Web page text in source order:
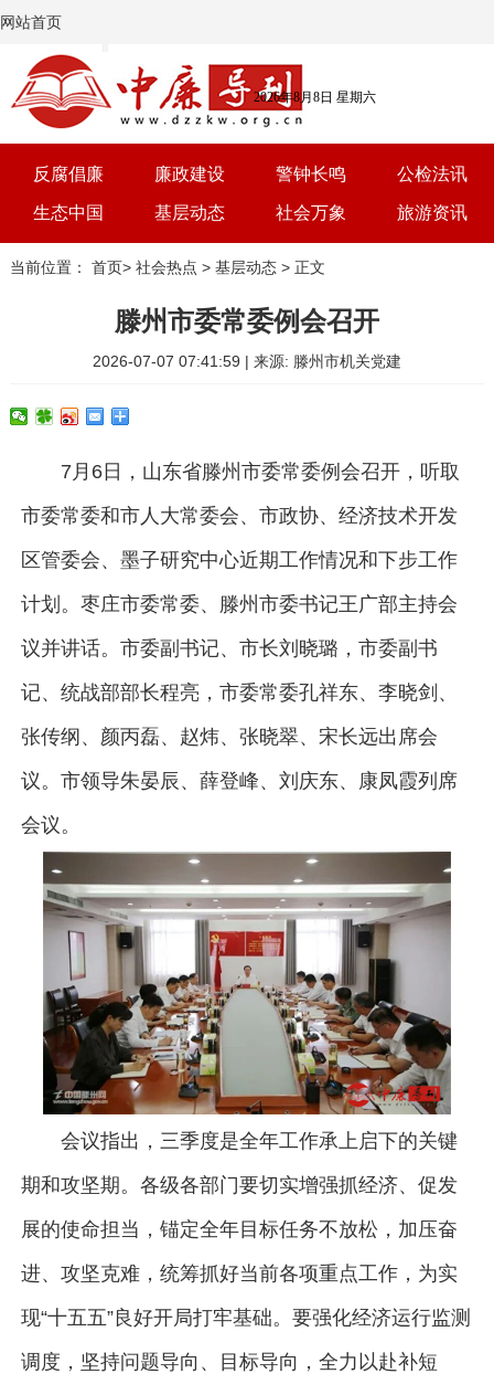
网站首页
2026年8月8日 星期六
反腐倡廉 廉政建设 警钟长鸣 公检法讯
生态中国 基层动态 社会万象 旅游资讯
党建 文选 三农 艺术
当前位置： 首页> 社会热点 > 基层动态> 正文
滕州市委常委例会召开
2026-07-07 07:41:59 | 来源: 滕州市机关党建
7月6日，山东省滕州市委常委例会召开，听取
市委常委和市人大常委会、市政协、经济技术开发
区管委会、墨子研究中心近期工作情况和下步工作
计划。枣庄市委常委、滕州市委书记王广部主持会
议并讲话。市委副书记、市长刘晓璐，市委副书
记、统战部部长程亮，市委常委孔祥东、李晓剑、
张传纲、颜丙磊、赵炜、张晓翠、宋长远出席会
议。市领导朱晏辰、薛登峰、刘庆东、康凤霞列席
会议。
会议指出，三季度是全年工作承上启下的关键
期和攻坚期。各级各部门要切实增强抓经济、促发
展的使命担当，锚定全年目标任务不放松，加压奋
进、攻坚克难，统筹抓好当前各项重点工作，为实
现“十五五”良好开局打牢基础。要强化经济运行监测
调度，坚持问题导向、目标导向，全力以赴补短